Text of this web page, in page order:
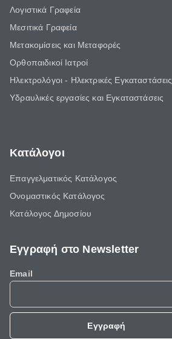
Λογιστικά Γραφεία
Μεσιτικά Γραφεία
Μετακομίσεις και Μεταφορές
Ορθοπαιδικοί Ιατροί
Ηλεκτρολόγοι - Ηλεκτρικές Εγκαταστάσεις
Υδραυλικές εργασίες και Εγκαταστάσεις
Κατάλογοι
Επαγγελματικός Κατάλογος
Ονομαστικός Κατάλογος
Κατάλογος Δημοσίου
Εγγραφή στο Newsletter
Email
Εγγραφή